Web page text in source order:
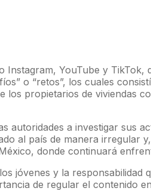
YouTube y TikTok,
o “retos”, los cuales
propietarios de viviendas
a investigar sus
al país de manera irregular
donde continuará
jóvenes y la responsabilidad
de regular el contenido